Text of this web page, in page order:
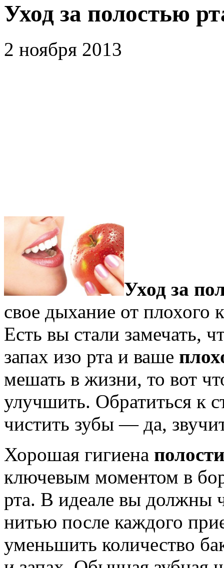
Уход за полостью
2 ноября 2013
Уход за
свое дыхание от плохого
Есть вы стали замечать,
запах изо рта и ваше
мешать в жизни, то вот
улучшить. Обратиться к
чистить зубы — да,
Хорошая гигиена
ключевым моментом в
рта. В идеале вы должны
нитью после каждого
уменьшить количество